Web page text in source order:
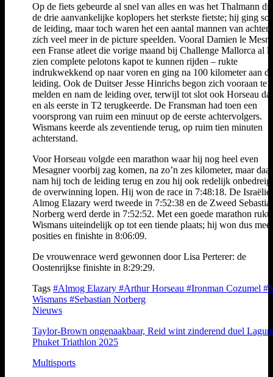
Op de fiets gebeurde al snel van alles en was het Thalmann
de drie aanvankelijke koplopers het sterkste fietste; hij ging
de leiding, maar toch waren het een aantal mannen van
zich veel meer in de picture speelden. Vooral Damien le
een Franse atleet die vorige maand bij Challenge Mallorca al
zien complete pelotons kapot te kunnen rijden – rukte
indrukwekkend op naar voren en ging na 100 kilometer aan de
leiding. Ook de Duitser Jesse Hinrichs begon zich vooraan te
melden en nam de leiding over, terwijl tot slot ook Horseau
en als eerste in T2 terugkeerde. De Fransman had toen een
voorsprong van ruim een minuut op de eerste achtervolgers.
Wismans keerde als zeventiende terug, op ruim tien minuten
achterstand.
Voor Horseau volgde een marathon waar hij nog heel even
Mesagner voorbij zag komen, na zo’n zes kilometer, maar
nam hij toch de leiding terug en zou hij ook redelijk
de overwinning lopen. Hij won de race in 7:48:18. De Israëlier
Almog Elazary werd tweede in 7:52:38 en de Zweed
Norberg werd derde in 7:52:52. Met een goede marathon rukte
Wismans uiteindelijk op tot een tiende plaats; hij won dus
posities en finishte in 8:06:09.
De vrouwenrace werd gewonnen door Lisa Perterer: de
Oostenrijkse finishte in 8:29:29.
Tags #Almog Elazary #Arthur Horseau #Ironman Cozumel
Wismans #Sebastian Norberg
Nieuws
Taylor-Brown ongenaakbaar, Reid wint zinderend duel
Phuket Triathlon 2025
Multisports